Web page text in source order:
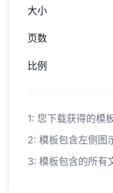
大小
页数
比例
1: 您下载获得的模
2: 模板包含左侧图
3: 模板包含的所有